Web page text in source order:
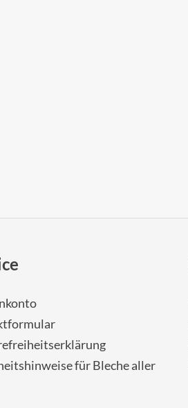
für Bleche aller